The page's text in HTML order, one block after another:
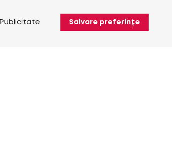
Publicitate Salvare preferințe